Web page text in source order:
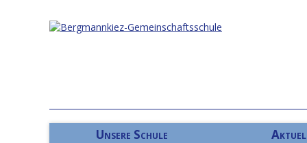
Unsere Schule